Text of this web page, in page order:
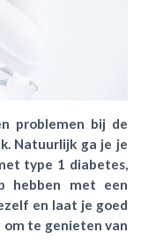
problemen bij de
Natuurlijk ga je je
type 1 diabetes,
hebben met een
en laat je goed
om te genieten van